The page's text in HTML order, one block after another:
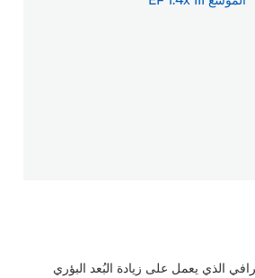
الذي يعمل على زيادة البُعد البؤري